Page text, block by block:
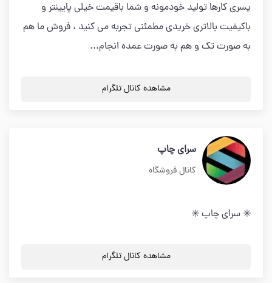
یسری کارها تولید خودمونه و شما باقیمت خیلی پایینتر و
باکیفیت بالاتری خریدی مطمئنی تجربه می کنید ، فروش ما هم
به صورت تک و هم به صورت عمده انجام...
مشاهده کانال تلگرام
سرای چاپ
کانال فروشگاه
✳️ سرای چاپ ✳️
مشاهده کانال تلگرام